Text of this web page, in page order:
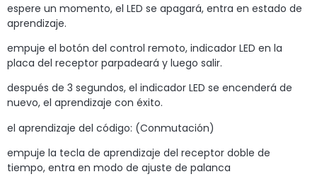
espere un momento, el LED se apagará, entra en estado de
aprendizaje.
empuje el botón del control remoto, indicador LED en la
placa del receptor parpadeará y luego salir.
después de 3 segundos, el indicador LED se encenderá de
nuevo, el aprendizaje con éxito.
el aprendizaje del código: (Conmutación)
empuje la tecla de aprendizaje del receptor doble de
tiempo, entra en modo de ajuste de palanca